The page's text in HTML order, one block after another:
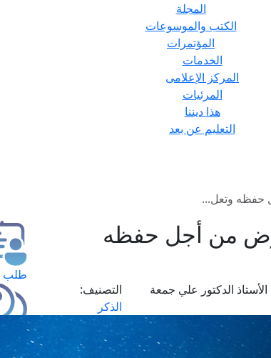
المجلة
الكتب والموسوعات
المؤتمرات
الخدمات
المركز الإعلامى
المرئيات
هذا ديننا
التعليم عن بعد
حفظه وتعل...
من أجل حفظه
الدكتور علي جمعة
التصنيف:
الذكر
طلب